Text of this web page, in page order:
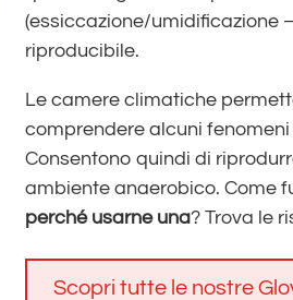
(essiccazione/umidificazione
riproducibile.
Le camere climatiche
comprendere alcuni
Consentono quindi di
ambiente anaerobico. Come
perché usarne una? Trova le
Scopri tutte le nostre